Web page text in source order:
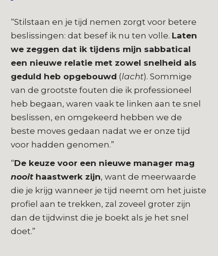
“Stilstaan en je tijd nemen zorgt voor betere
beslissingen: dat besef ik nu ten volle. Laten
we zeggen dat ik tijdens mijn sabbatical
een nieuwe relatie met zowel snelheid als
geduld heb opgebouwd (lacht). Sommige
van de grootste fouten die ik professioneel
heb begaan, waren vaak te linken aan te snel
beslissen, en omgekeerd hebben we de
beste moves gedaan nadat we er onze tijd
voor hadden genomen.”
“De keuze voor een nieuwe manager mag
nooit haastwerk zijn, want de meerwaarde
die je krijg wanneer je tijd neemt om het juiste
profiel aan te trekken, zal zoveel groter zijn
dan de tijdwinst die je boekt als je het snel
doet.”